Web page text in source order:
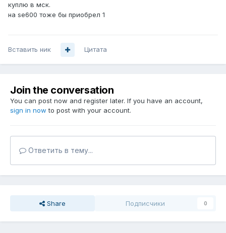
куплю в мск.
на se600 тоже бы приобрел 1
Вставить ник Цитата
Join the conversation
You can post now and register later. If you have an account,
sign in now to post with your account.
Ответить в тему...
Share Подписчики 0